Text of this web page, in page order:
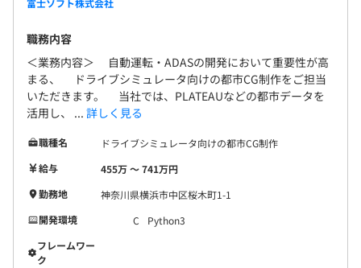
職務内容
＜業務内容＞ 自動運転・ADASの開発において重要性が高
まる、 ドライブシミュレータ向けの都市CG制作をご担当
いただきます。 当社では、PLATEAUなどの都市データを
活用し、 ... 詳しく見る
職種名
ドライブシミュレータ向けの都市CG制作
給与
455万 〜 741万円
勤務地
神奈川県横浜市中区桜木町1-1
開発環境
C
Python3
フレームワー
ク